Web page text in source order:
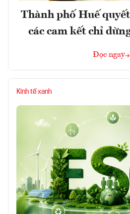
Thành phố Huế
các cam kết chỉ
Đọc ngay
Kinh tế xanh